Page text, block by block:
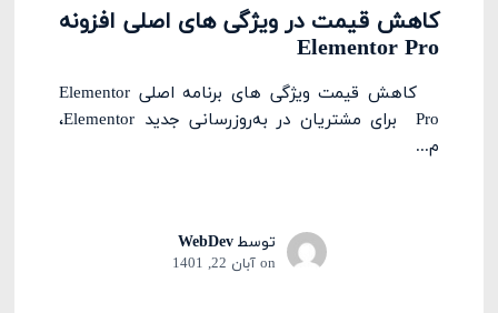
کاهش قیمت‌ در ویژگی های اصلی افزونه
Elementor Pro
کاهش قیمت‌ ویژگی های برنامه اصلی Elementor
Pro برای مشتریان در به‌روزرسانی جدید Elementor،
م...
توسطWebDev
on آبان 22, 1401